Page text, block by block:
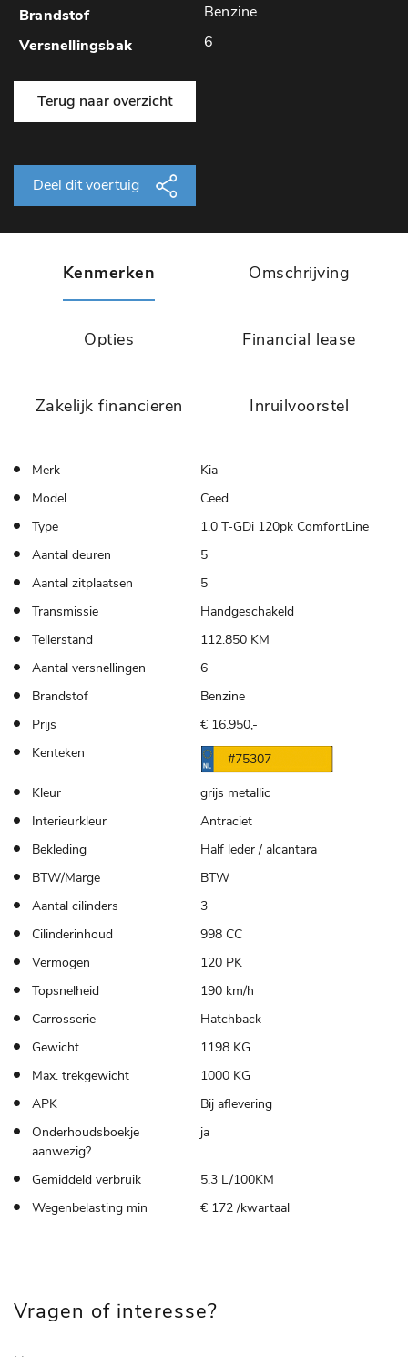
Benzine
6
Terug naar overzicht
Deel dit voertuig
Kenmerken Omschrijving
Opties Financial lease
Zakelijk financieren Inruilvoorstel
Merk
Kia
Model
Ceed
Type
1.0 T-GDi 120pk ComfortLine
Aantal deuren
5
Aantal zitplaatsen
5
Transmissie
Handgeschakeld
Tellerstand
112.850 KM
Aantal versnellingen
6
Brandstof
Benzine
Prijs
€ 16.950,-
Kenteken
#75307
Kleur
grijs metallic
Interieurkleur
Antraciet
Bekleding
Half leder / alcantara
BTW/Marge
BTW
Aantal cilinders
3
Cilinderinhoud
998 CC
Vermogen
120 PK
Topsnelheid
190 km/h
Carrosserie
Hatchback
Gewicht
1198 KG
Max. trekgewicht
1000 KG
APK
Bij aflevering
Onderhoudsboekje
aanwezig?
ja
Gemiddeld verbruik
5.3 L/100KM
Wegenbelasting min
€ 172 /kwartaal
Vragen of interesse?